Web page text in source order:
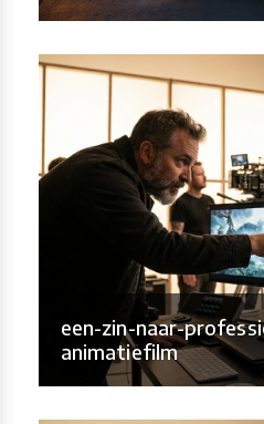
een-zin-naar-
animatiefilm